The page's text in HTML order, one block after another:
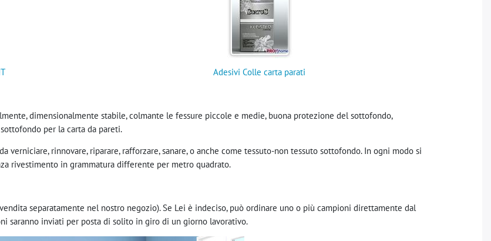
Adesivi Colle carta parati
dimensionalmente stabile, colmante le fessure piccole e medie, buona protezione del sottofondo,
per la carta da pareti.
rinnovare, riparare, rafforzare, sanare, o anche come tessuto-non tessuto sottofondo. In ogni modo si
rivestimento in grammatura differente per metro quadrato.
separatamente nel nostro negozio). Se Lei è indeciso, può ordinare uno o più campioni direttamente dal
saranno inviati per posta di solito in giro di un giorno lavorativo.